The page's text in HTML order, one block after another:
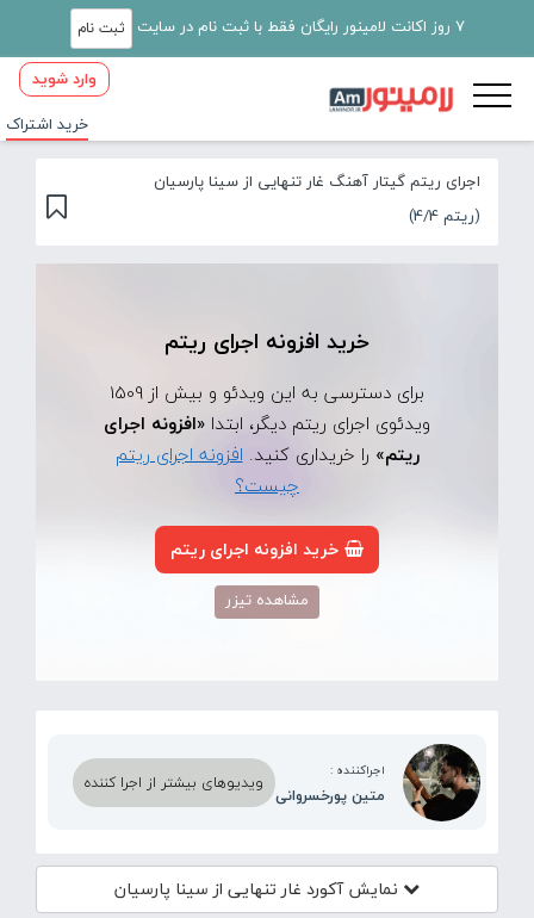
7 روز اکانت لامینور رایگان فقط با ثبت نام در سایت ثبت نام
وارد شوید
خرید اشتراک
اجرای ریتم گیتار آهنگ غار تنهایی از سینا پارسیان
(ریتم 4/4)
خرید افزونه اجرای ریتم
برای دسترسی به این ویدئو و بیش از 1509
ویدئوی اجرای ریتم دیگر، ابتدا «افزونه اجرای
ریتم» را خریداری کنید.افزونه اجرای ریتم
چیست؟
خرید افزونه اجرای ریتم
مشاهده تیزر
اجراکننده :
متین پورخسروانی
ویدیوهای بیشتر از اجرا کننده
نمایش آکورد غار تنهایی از سینا پارسیان